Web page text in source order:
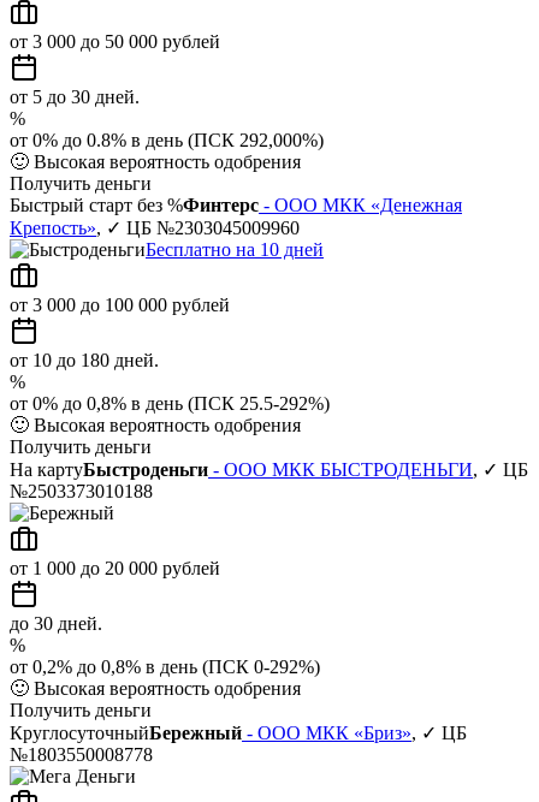
от 3 000 до 50 000 рублей
от 5 до 30 дней.
%
от 0% до 0.8% в день (ПСК 292,000%)
🙂 Высокая вероятность одобрения
Получить деньги
Быстрый старт без %Финтерс - ООО МКК «Денежная
Крепость», ✓ ЦБ №2303045009960
Бесплатно на 10 дней
от 3 000 до 100 000 рублей
от 10 до 180 дней.
%
от 0% до 0,8% в день (ПСК 25.5-292%)
🙂 Высокая вероятность одобрения
Получить деньги
На картуБыстроденьги - ООО МКК БЫСТРОДЕНЬГИ, ✓ ЦБ
№2503373010188
от 1 000 до 20 000 рублей
до 30 дней.
%
от 0,2% до 0,8% в день (ПСК 0-292%)
🙂 Высокая вероятность одобрения
Получить деньги
КруглосуточныйБережный - ООО МКК «Бриз», ✓ ЦБ
№1803550008778